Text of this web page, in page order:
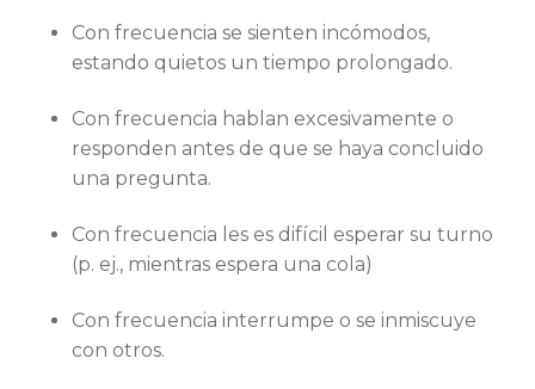
Con frecuencia se sienten incómodos,
estando quietos un tiempo prolongado.
Con frecuencia hablan excesivamente o
responden antes de que se haya concluido
una pregunta.
Con frecuencia les es difícil esperar su turno
(p. ej., mientras espera una cola)
Con frecuencia interrumpe o se inmiscuye
con otros.